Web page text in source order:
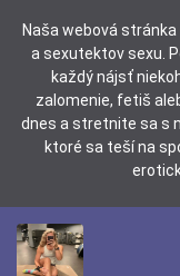
Naša webová
a sexutektov sexu.
každý nájsť
zalomenie, fetiš
dnes a stretnite sa s
ktoré sa teší na